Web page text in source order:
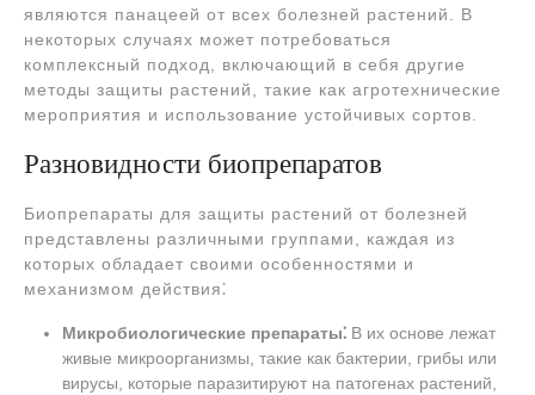
являются панацеей от всех болезней растений. В
некоторых случаях может потребоваться
комплексный подход, включающий в себя другие
методы защиты растений, такие как агротехнические
мероприятия и использование устойчивых сортов.
Разновидности биопрепаратов
Биопрепараты для защиты растений от болезней
представлены различными группами, каждая из
которых обладает своими особенностями и
механизмом действия⁚
Микробиологические препараты⁚ В их основе лежат
живые микроорганизмы, такие как бактерии, грибы или
вирусы, которые паразитируют на патогенах растений,